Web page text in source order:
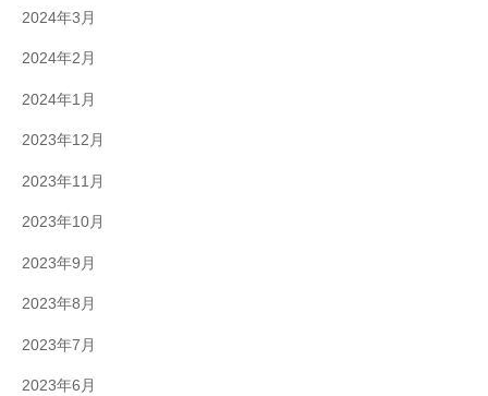
2024年3月
2024年2月
2024年1月
2023年12月
2023年11月
2023年10月
2023年9月
2023年8月
2023年7月
2023年6月